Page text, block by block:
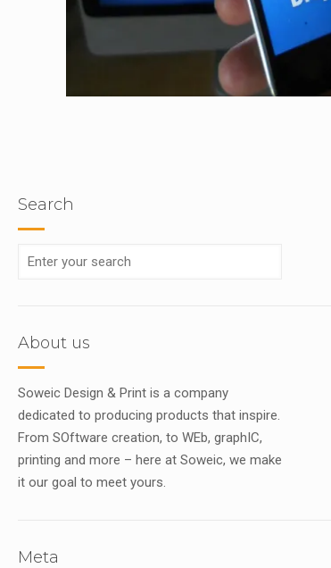
Search
About us
Soweic Design & Print is a company
dedicated to producing products that inspire.
From SOftware creation, to WEb, graphIC,
printing and more – here at Soweic, we make
it our goal to meet yours.
Meta